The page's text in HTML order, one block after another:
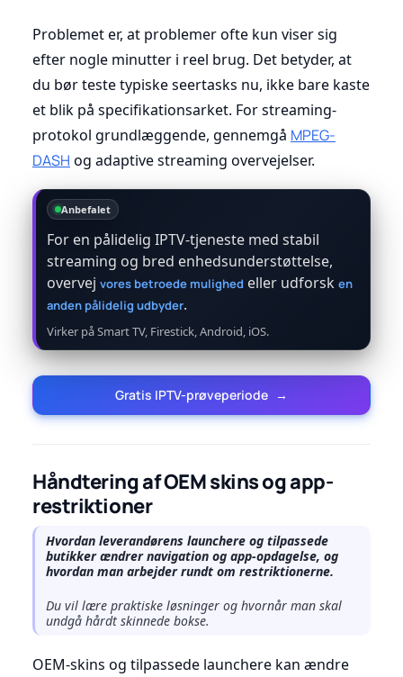
Problemet er, at problemer ofte kun viser sig
efter nogle minutter i reel brug. Det betyder, at
du bør teste typiske seertasks nu, ikke bare kaste
et blik på specifikationsarket. For streaming-
protokol grundlæggende, gennemgå MPEG-
DASH og adaptive streaming overvejelser.
Anbefalet
For en pålidelig IPTV-tjeneste med stabil
streaming og bred enhedsunderstøttelse,
overvej vores betroede mulighed eller udforsk en
anden pålidelig udbyder.
Virker på Smart TV, Firestick, Android, iOS.
Gratis IPTV-prøveperiode →
Håndtering af OEM skins og app-
restriktioner
Hvordan leverandørens launchere og tilpassede
butikker ændrer navigation og app-opdagelse, og
hvordan man arbejder rundt om restriktionerne.
Du vil lære praktiske løsninger og hvornår man skal
undgå hårdt skinnede bokse.
OEM-skins og tilpassede launchere kan ændre